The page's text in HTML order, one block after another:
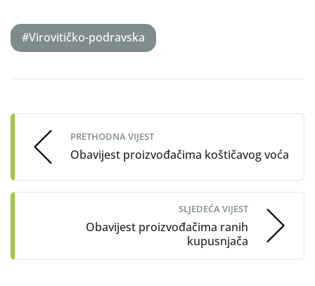
#Virovitičko-podravska
navigation
PRETHODNA VIJEST
Obavijest proizvođačima koštičavog voća
SLJEDEĆA VIJEST
Obavijest proizvođačima ranih
kupusnjača